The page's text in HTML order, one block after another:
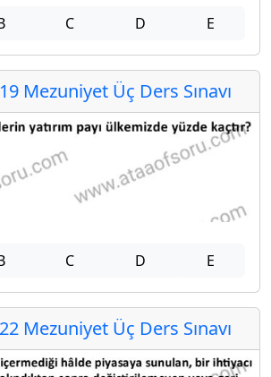
C D E
Mezuniyet Üç Ders Sınavı
C D E
Mezuniyet Üç Ders Sınavı